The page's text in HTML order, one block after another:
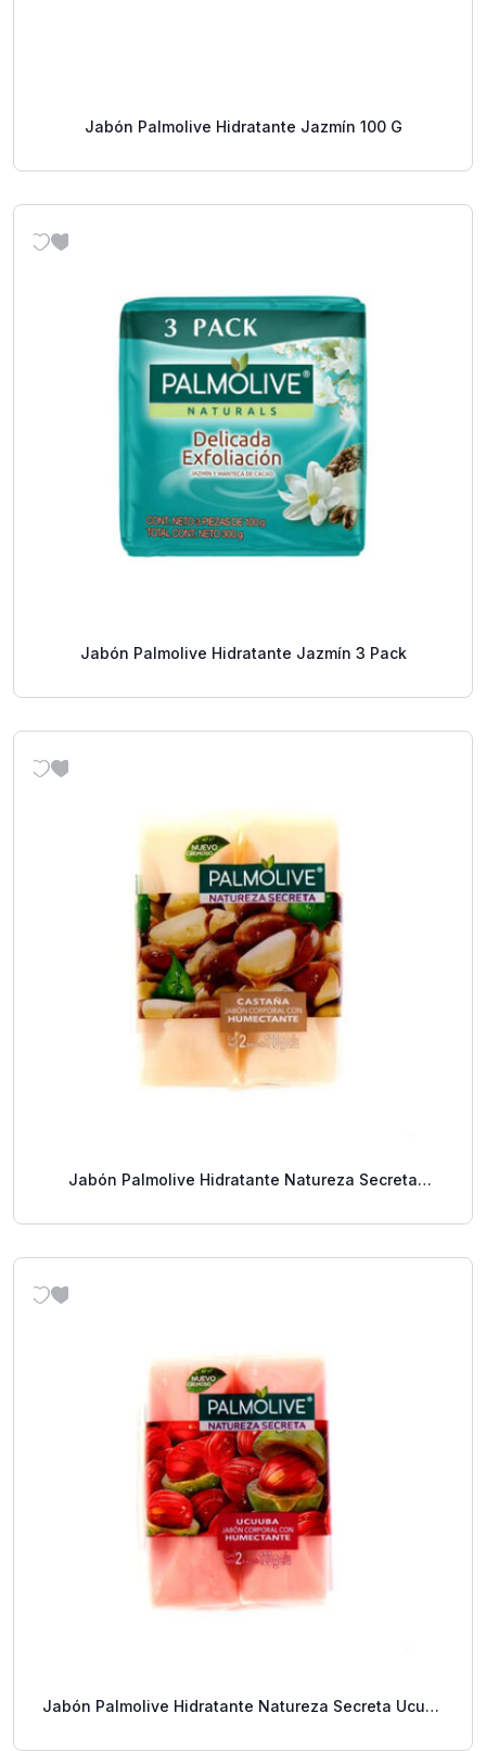
Jabón Palmolive Hidratante Jazmín 100 G
Jabón Palmolive Hidratante Jazmín 3 Pack
Jabón Palmolive Hidratante Natureza Secreta
Jabón Palmolive Hidratante Natureza Secreta Ucuba